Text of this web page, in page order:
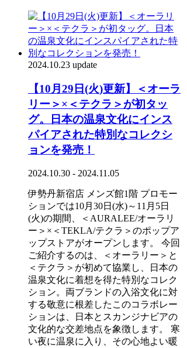
2024.10.23 update
【10月29日(火)更新】＜オーラ
リー＞×＜テクラ＞が初タッ
グ。日本の温泉文化にインス
パイアされた特別なコレクシ
ョンを発売！
2024.10.30 - 2024.11.05
伊勢丹新宿店 メンズ館1階 プロモー
ションでは10月30日(水)～11月5日
(火)の期間、＜AURALEE/オーラリ
ー＞×＜TEKLA/テクラ＞のポップア
ップストアがオープンします。 今回
ご紹介するのは、＜オーラリー＞と
＜テクラ＞が初めて協業し、日本の
温泉文化に着想を得た特別なコレク
ション。両ブランドの入浴文化に対
する敬意に根差したこのコラボレー
ションは、日本とスカンジナビアの
文化的な交差地点を象徴します。 寒
い夜に温泉に入り、その心地よい暖